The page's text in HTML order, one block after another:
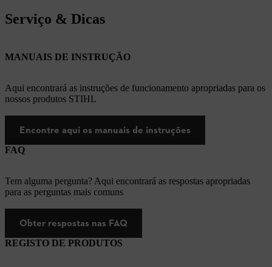
Serviço & Dicas
MANUAIS DE INSTRUÇÃO
Aqui encontrará as instruções de funcionamento apropriadas para os
nossos produtos STIHL
Encontre aqui os manuais de instruções
FAQ
Tem alguma pergunta? Aqui encontrará as respostas apropriadas
para as perguntas mais comuns
Obter respostas nas FAQ
REGISTO DE PRODUTOS